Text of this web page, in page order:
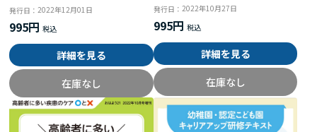
発行日：2022年12月01日
995円
詳細を見る
在庫なし
発行日： 2022年10月27日
995円
詳細を見る
在庫なし